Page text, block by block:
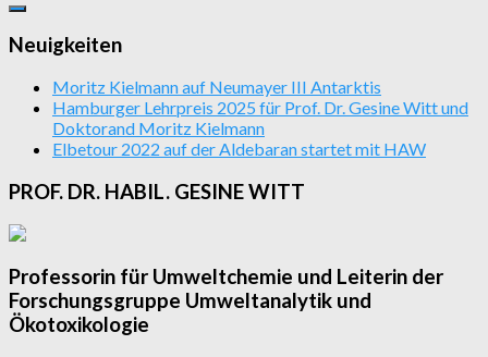
Neuigkeiten
Moritz Kielmann auf Neumayer III Antarktis
Hamburger Lehrpreis 2025 für Prof. Dr. Gesine Witt und
Doktorand Moritz Kielmann
Elbetour 2022 auf der Aldebaran startet mit HAW
PROF. DR. HABIL. GESINE WITT
Professorin für Umweltchemie und Leiterin der
Forschungsgruppe Umweltanalytik und
Ökotoxikologie